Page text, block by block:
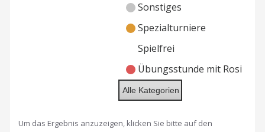
Sonstiges
Spezialturniere
Spielfrei
Übungsstunde mit Rosi
Alle Kategorien
Um das Ergebnis anzuzeigen, klicken Sie bitte auf den